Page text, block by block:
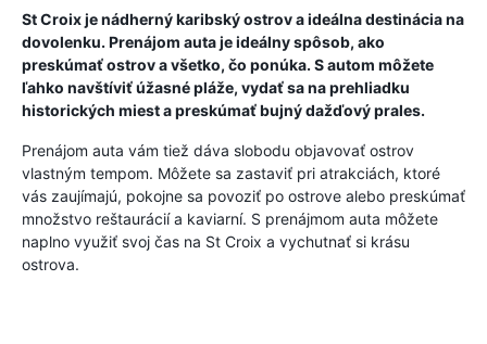
St Croix je nádherný karibský ostrov a ideálna destinácia na
dovolenku. Prenájom auta je ideálny spôsob, ako
preskúmať ostrov a všetko, čo ponúka. S autom môžete
ľahko navštíviť úžasné pláže, vydať sa na prehliadku
historických miest a preskúmať bujný dažďový prales.
Prenájom auta vám tiež dáva slobodu objavovať ostrov
vlastným tempom. Môžete sa zastaviť pri atrakciách, ktoré
vás zaujímajú, pokojne sa povoziť po ostrove alebo preskúmať
množstvo reštaurácií a kaviarní. S prenájmom auta môžete
naplno využiť svoj čas na St Croix a vychutnať si krásu
ostrova.